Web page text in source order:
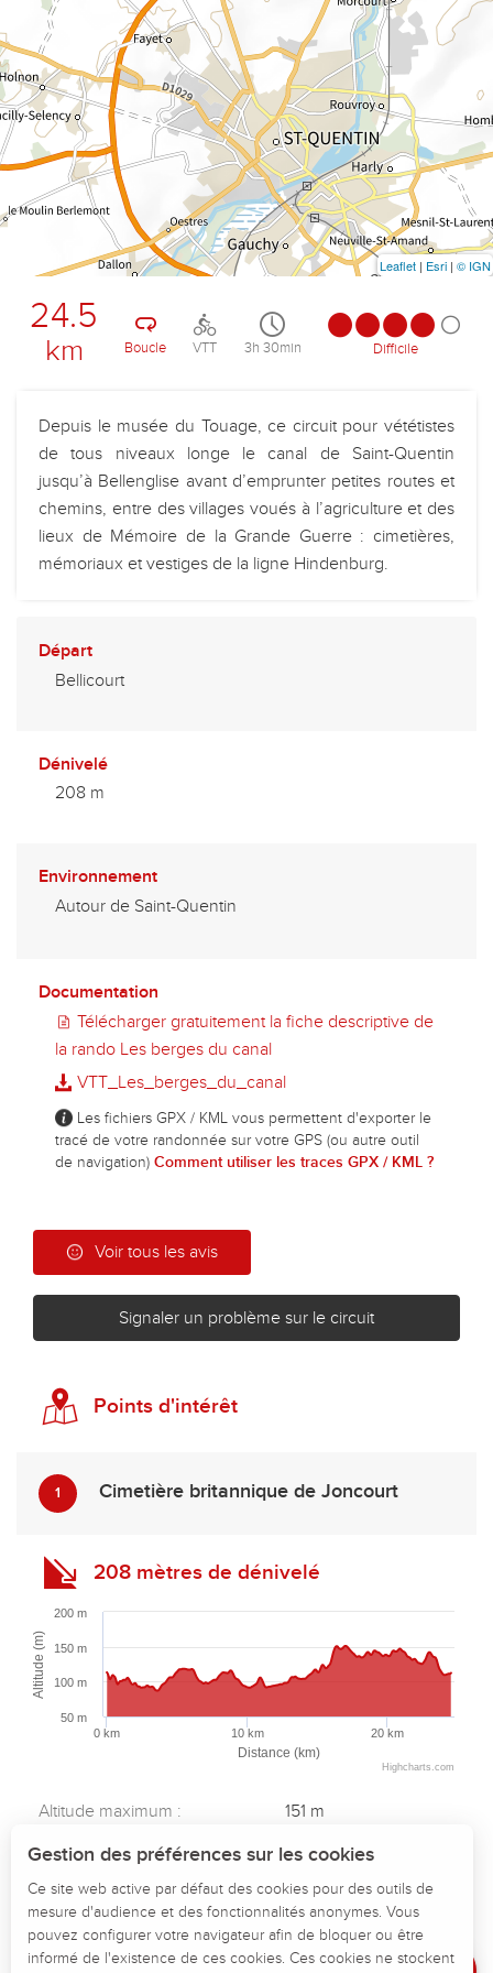
Dénivelé
24.5
km Boucle VTT 3h 30min Difficile
Depuis le musée du Touage, ce circuit pour vététistes
de tous niveaux longe le canal de Saint-Quentin
jusqu’à Bellenglise avant d’emprunter petites routes et
chemins, entre des villages voués à l’agriculture et des
lieux de Mémoire de la Grande Guerre : cimetières,
mémoriaux et vestiges de la ligne Hindenburg.
Départ
Bellicourt
Dénivelé
208 m
Environnement
Autour de Saint-Quentin
Documentation
Télécharger gratuitement la fiche descriptive de
la rando Les berges du canal
VTT_Les_berges_du_canal
Les fichiers GPX / KML vous permettent d'exporter le
tracé de votre randonnée sur votre GPS (ou autre outil
de navigation) Comment utiliser les traces GPX / KML ?
Voir tous les avis
Signaler un problème sur le circuit
Points d'intérêt
1 Cimetière britannique de Joncourt
208 mètres de dénivelé
Distance (km)
Altitude (m)
0 km 10 km 20 km
50 m
100 m
150 m
200 m
Highcharts.com
Altitude maximum :
151 m
Dénivelé total positif :
208 m
Dénivelé total négatif :
-208 m
Dénivelé positif maximum :
33 m
Dénivelé négatif maximum :
-32 m
Leaflet | Esri | © IGN
Gestion des préférences sur les cookies
Ce site web active par défaut des cookies pour des outils de
mesure d'audience et des fonctionnalités anonymes. Vous
pouvez configurer votre navigateur afin de bloquer ou être
informé de l'existence de ces cookies. Ces cookies ne stockent